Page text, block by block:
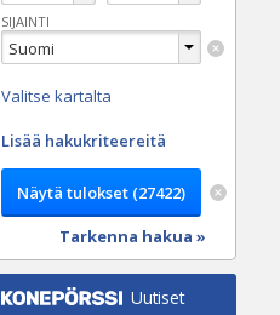
SIJAINTI
Valitse kartalta
Lisää hakukriteereitä
Tarkenna hakua »
Uutiset